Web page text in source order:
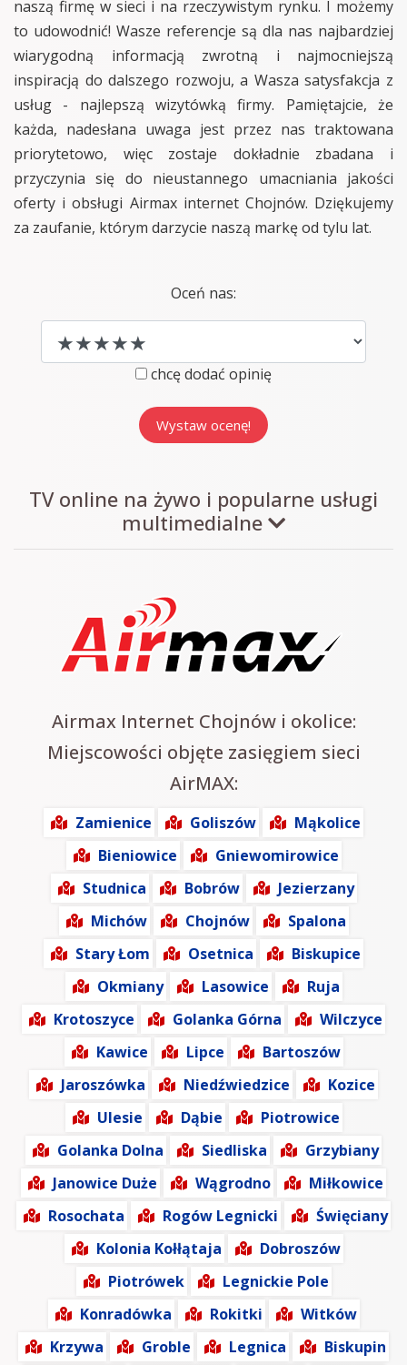
naszą firmę w sieci i na rzeczywistym rynku. I możemy
to udowodnić! Wasze referencje są dla nas najbardziej
wiarygodną informacją zwrotną i najmocniejszą
inspiracją do dalszego rozwoju, a Wasza satysfakcja z
usług - najlepszą wizytówką firmy. Pamiętajcie, że
każda, nadesłana uwaga jest przez nas traktowana
priorytetowo, więc zostaje dokładnie zbadana i
przyczynia się do nieustannego umacniania jakości
oferty i obsługi Airmax internet Chojnów. Dziękujemy
za zaufanie, którym darzycie naszą markę od tylu lat.
Oceń nas:
chcę dodać opinię
TV online na żywo i popularne usługi
multimedialne
Airmax Internet Chojnów i okolice:
Miejscowości objęte zasięgiem sieci
AirMAX:
Zamienice Goliszów
Mąkolice
Bieniowice
Gniewomirowice
Studnica
Bobrów
Jezierzany
Michów
Chojnów
Spalona
Stary Łom
Osetnica
Biskupice
Okmiany
Lasowice
Ruja
Krotoszyce
Golanka Górna
Wilczyce
Kawice
Lipce
Bartoszów
Jaroszówka
Niedźwiedzice
Kozice
Ulesie
Dąbie
Piotrowice
Golanka Dolna
Siedliska
Grzybiany
Janowice Duże
Wągrodno
Miłkowice
Rosochata
Rogów Legnicki
Święciany
Kolonia Kołłątaja
Dobroszów
Piotrówek
Legnickie Pole
Konradówka
Rokitki
Witków
Krzywa
Groble Legnica
Biskupin